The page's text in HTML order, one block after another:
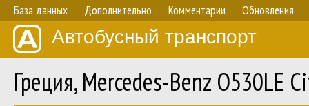
База данных Дополнительно Комментарии Обновления
Автобусный транспорт
Греция, Mercedes-Benz